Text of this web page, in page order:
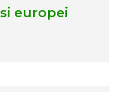
europei